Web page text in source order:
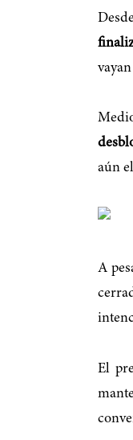
aún
A
El